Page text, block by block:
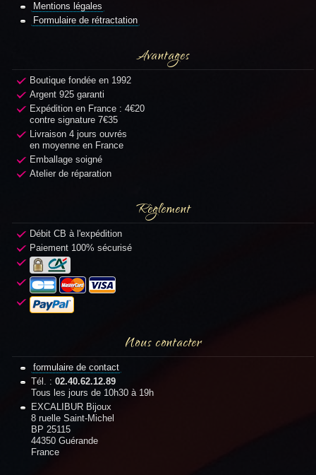
Mentions légales
Formulaire de rétractation
Avantages
Boutique fondée en 1992
Argent 925 garanti
Expédition en France : 4€20
contre signature 7€35
Livraison 4 jours ouvrés
en moyenne en France
Emballage soigné
Atelier de réparation
Règlement
Débit CB à l'expédition
Paiement 100% sécurisé
Nous contacter
formulaire de contact
Tél. : 02.40.62.12.89
Tous les jours de 10h30 à 19h
EXCALIBUR Bijoux
8 ruelle Saint-Michel
BP 25115
44350 Guérande
France